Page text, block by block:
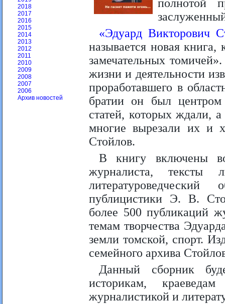
2018
2017
2016
2015
2014
2013
2012
2011
2010
2009
2008
2007
2006
Архив новостей
полнотой
«Эдуард Викторович
называется новая
замечательных
жизни и деятельности
проработавшего в
братии он был
статей, которых ждали,
многие вырезали их и
Стойлов.
В книгу включены
журналиста, тексты
публицистики Э. В.
более 500 публикаций
темам творчества
земли томской, спорт.
семейного архива
Данный сборник
историкам,
журналистикой и